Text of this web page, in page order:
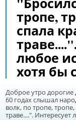
тропе,
спала
любое
хотя бы
Доброе утро
60 годах слышал
волк, по тропе,
траве....". Интересует